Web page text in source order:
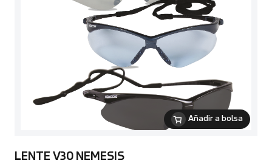
Añadir a bolsa
LENTE V30 NEMESIS